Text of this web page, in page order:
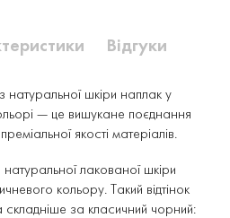
Відгуки
натуральної шкіри наплак у
— це вишукане поєднання
якості матеріалів.
лакованої шкіри
кольору. Такий відтінок
складніше за класичний чорний: